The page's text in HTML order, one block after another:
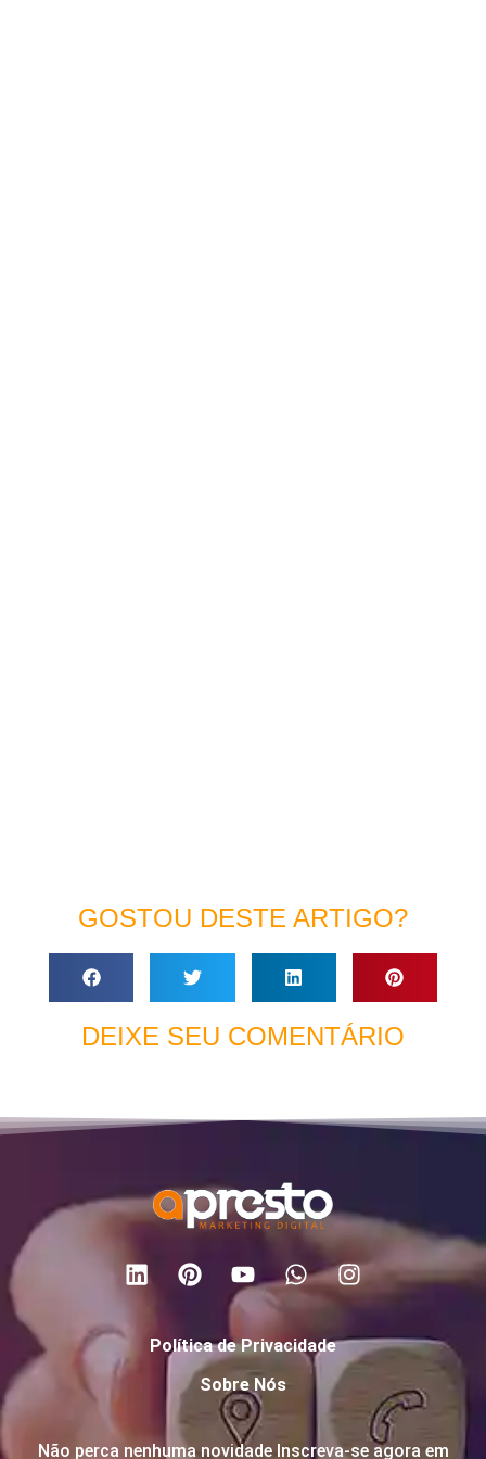
GOSTOU DESTE ARTIGO?
DEIXE SEU COMENTÁRIO
Política de Privacidade
Sobre Nós
Não perca nenhuma novidade Inscreva-se agora em